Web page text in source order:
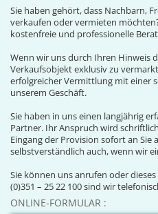
Sie haben gehört, dass Nachbarn,
verkaufen oder vermieten
kostenfreie und professionelle
Wenn wir uns durch Ihren Hinweis
Verkaufsobjekt exklusiv zu
erfolgreicher Vermittlung mit einer
unserem Geschäft.
Sie haben in uns einen langjährig
Partner. Ihr Anspruch wird
Eingang der Provision sofort an Sie
selbstverständlich auch, wenn wir
Sie können uns anrufen oder
(0)351 – 25 22 100 sind wir
ONLINE-FORMULAR :